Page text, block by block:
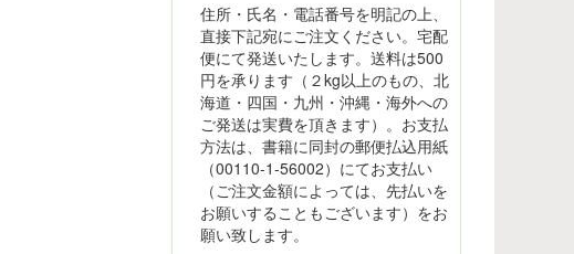
住所・氏名・電話番号を明記の上、
直接下記宛にご注文ください。宅配
便にて発送いたします。送料は500
円を承ります（２kg以上のもの、北
海道・四国・九州・沖縄・海外への
ご発送は実費を頂きます）。お支払
方法は、書籍に同封の郵便払込用紙
（00110-1-56002）にてお支払い
（ご注文金額によっては、先払いを
お願いすることもございます）をお
願い致します。